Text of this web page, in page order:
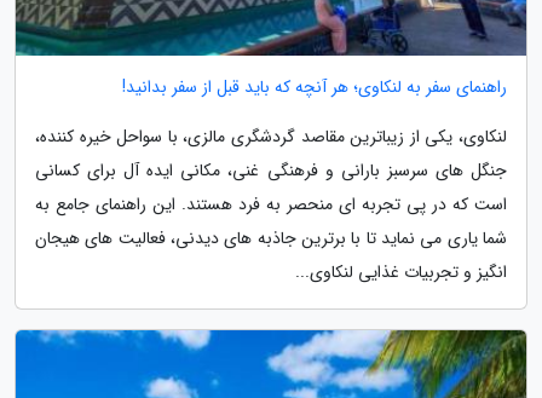
راهنمای سفر به لنکاوی؛ هر آنچه که باید قبل از سفر بدانید!
لنکاوی، یکی از زیباترین مقاصد گردشگری مالزی، با سواحل خیره کننده،
جنگل های سرسبز بارانی و فرهنگی غنی، مکانی ایده آل برای کسانی
است که در پی تجربه ای منحصر به فرد هستند. این راهنمای جامع به
شما یاری می نماید تا با برترین جاذبه های دیدنی، فعالیت های هیجان
انگیز و تجربیات غذایی لنکاوی...